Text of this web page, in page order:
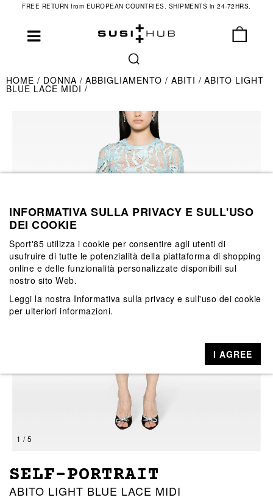
FREE RETURN from EUROPEAN COUNTRIES. SHIPMENTS in 24-72HRS.
HOME DONNA ABBIGLIAMENTO ABITI ABITO LIGHT
BLUE LACE MIDI
1 / 5
SELF-PORTRAIT
ABITO LIGHT BLUE LACE MIDI
INFORMATIVA SULLA PRIVACY E SULL'USO
DEI COOKIE
Sport'85 utilizza i cookie per consentire agli utenti di
usufruire di tutte le potenzialità della piattaforma di shopping
online e delle funzionalità personalizzate disponibili sul
nostro sito Web.
Leggi la nostra Informativa sulla privacy e sull'uso dei cookie
per ulteriori informazioni.
I AGREE